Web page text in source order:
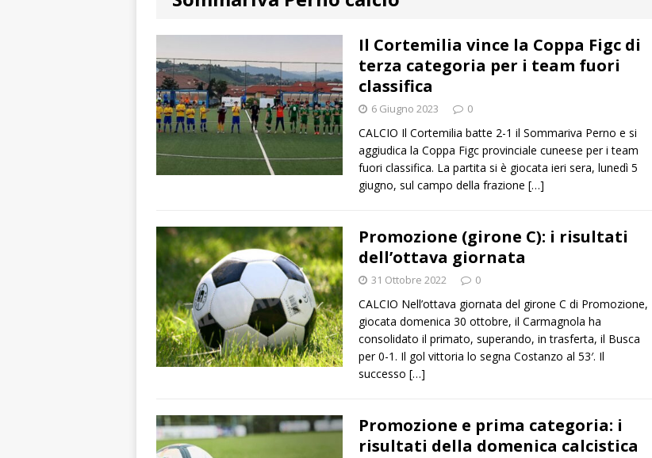
Incendio a Valdieri, trasferiti per precauzione gli scout
dell’Alba 7
ALBA
[ 6 Agosto 2026 ]
l’edizione 2026
ALTRE NOTIZIE
[ 6 Agosto 2026 ]
Nidi comunali: coinvolti 77 Comuni piemontesi, dalla Regione
1,5 milioni di euro per ampliare gli orari dei servizi a parità di tariffa
rotonda: giovane in ospedale
CRONACA
[ 6 Agosto 2026 ]
La bella stagione riporta l’allarme sulle strade: cresce il
numero
ALTRE NOTIZIE
Il Cortemilia vince la Coppa Figc di
terza categoria per i team fuori
classifica
6 Giugno 2023 0
CALCIO Il Cortemilia batte 2-1 il Sommariva Perno e si
aggiudica la Coppa Figc provinciale cuneese per i team
fuori classifica. La partita si è giocata ieri sera, lunedì 5
giugno, sul campo della frazione […]
Promozione (girone C): i risultati
dell’ottava giornata
31 Ottobre 2022 0
CALCIO Nell’ottava giornata del girone C di Promozione,
giocata domenica 30 ottobre, il Carmagnola ha
consolidato il primato, superando, in trasferta, il Busca
per 0-1. Il gol vittoria lo segna Costanzo al 53′. Il
successo […]
Promozione e prima categoria: i
risultati della domenica calcistica